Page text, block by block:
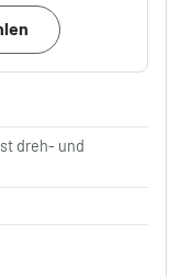
dreh- und